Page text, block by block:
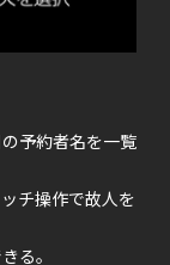
予約者名を一覧
チ操作で故人を
る。